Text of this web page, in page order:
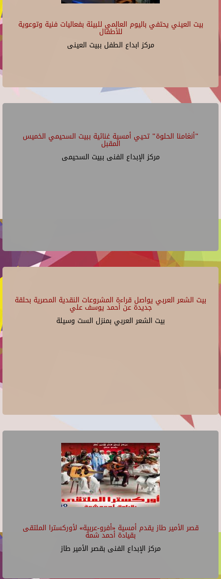
بيت العيني يحتفي باليوم العالمي للبيئة بفعاليات فنية وتوعوية
للأطفال
مركز ابداع الطفل ببيت العينى
"أنغامنا الحلوة" تحيي أمسية غنائية ببيت السحيمي الخميس
المقبل
مركز الإبداع الفنى ببيت السحيمى
بيت الشعر العربي يواصل قراءة المشروعات النقدية المصرية بحلقة
جديدة عن أحمد يوسف علي
بيت الشعر العربي بمنزل الست وسيلة
قصر الأمير طاز يقدم أمسية «أفرو-عربية» لأوركسترا الملتقى
بقيادة أحمد شمة
مركز الإبداع الفنى بقصر الأمير طاز